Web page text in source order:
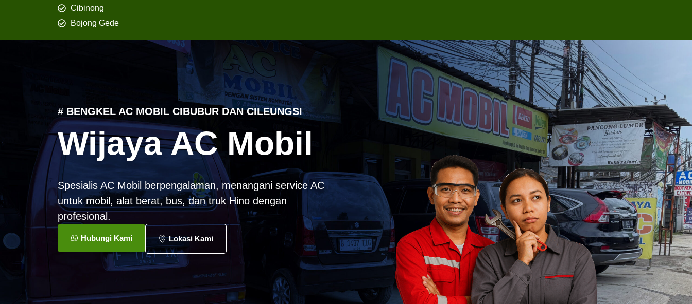
Cibinong
Bojong Gede
# BENGKEL AC MOBIL CIBUBUR DAN CILEUNGSI
Wijaya AC Mobil
Spesialis AC Mobil berpengalaman, menangani service AC
untuk mobil, alat berat, bus, dan truk Hino dengan
profesional.
Hubungi Kami Lokasi Kami